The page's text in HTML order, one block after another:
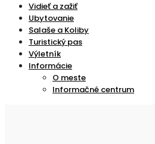
Vidieť a zažiť
Ubytovanie
Salaše a Koliby
Turistický pas
Výletník
Informácie
O meste
Informačné centrum